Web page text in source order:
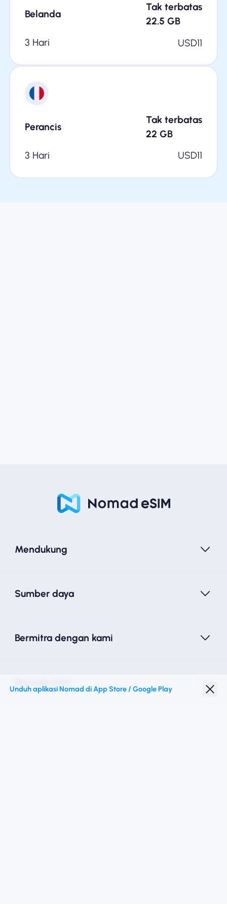
Belanda
Tak terbatas
22.5 GB
3 Hari
USD11
Perancis
Tak terbatas
22 GB
3 Hari
USD11
Mendukung
Sumber daya
Bermitra dengan kami
Unduh aplikasi Nomad di App Store / Google Play